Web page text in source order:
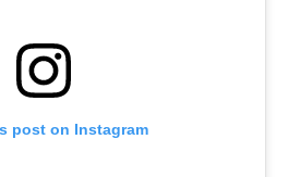
post on Instagram